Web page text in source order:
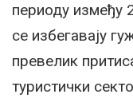
периоду између
се избегавају
превелик
туристички